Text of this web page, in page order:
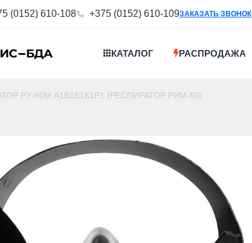
(0152) 610-108 +375 (0152) 610-109ЗАКАЗАТЬ ЗВОНОК
КАТАЛОГ РАСПРОДАЖА
РУ-60М А1В1Е1К1Р1 (РЕСПИРАТОР РИМ-60)